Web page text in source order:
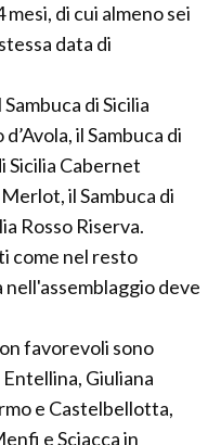
di cui almeno sei
data di
di Sicilia
il Sambuca di
Sicilia Cabernet
il Sambuca di
Rosso Riserva.
come nel resto
nell'assemblaggio deve
favorevoli sono
Giuliana
e Castelbellotta,
e Sciacca in